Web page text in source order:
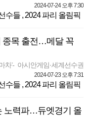
2024-07-24 오후 7:30
수들, 2024 파리 올림픽
종목 출전…메달 꼭
’- 아시안게임·세계선수권
2024-07-23 오후 7:31
수들, 2024 파리 올림픽
노력파…듀엣경기 올